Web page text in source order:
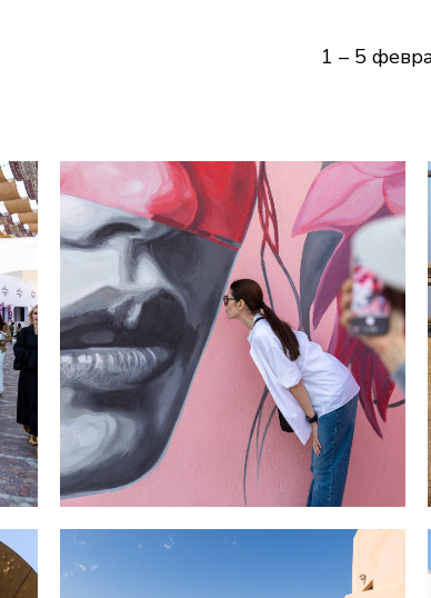
1 – 5